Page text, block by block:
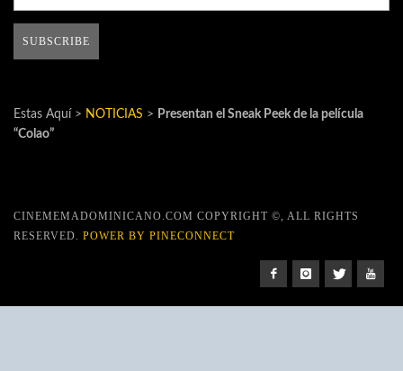
Estas Aquí > NOTICIAS > Presentan el Sneak Peek de la película
“Colao”
CINEMEMADOMINICANO.COM COPYRIGHT ©, ALL RIGHTS
RESERVED. POWER BY PINECONNECT